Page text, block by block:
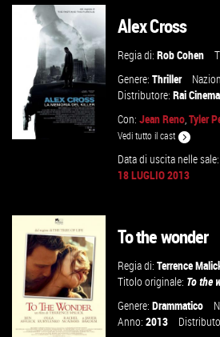
VAI ALLA SCHEDA
Alex Cross
Regia di:Rob Cohen
Genere:Thriller
Distributore:Rai Cinema
Con:Jean Reno,Tyler
Vedi tutto il cast
Data di uscita nelle sale:
18 LUGLIO 2013
To the wonder
Regia di:Terrence
Titolo originale: To the
Genere:Drammatico
Anno:2013